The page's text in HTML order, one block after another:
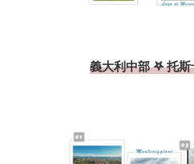
義大利中部 𖤐 托斯